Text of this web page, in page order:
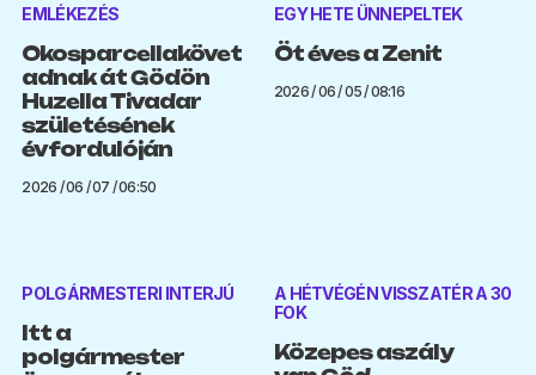
EMLÉKEZÉS
Okosparcellakövet
adnak át Gödön
Huzella Tivadar
születésének
évfordulóján
2026 / 06 / 07 / 06:50
EGY HETE ÜNNEPELTEK
Öt éves a Zenit
2026 / 06 / 05 / 08:16
POLGÁRMESTERI INTERJÚ
Itt a
polgármester
A HÉTVÉGÉN VISSZATÉR A 30
FOK
Közepes aszály